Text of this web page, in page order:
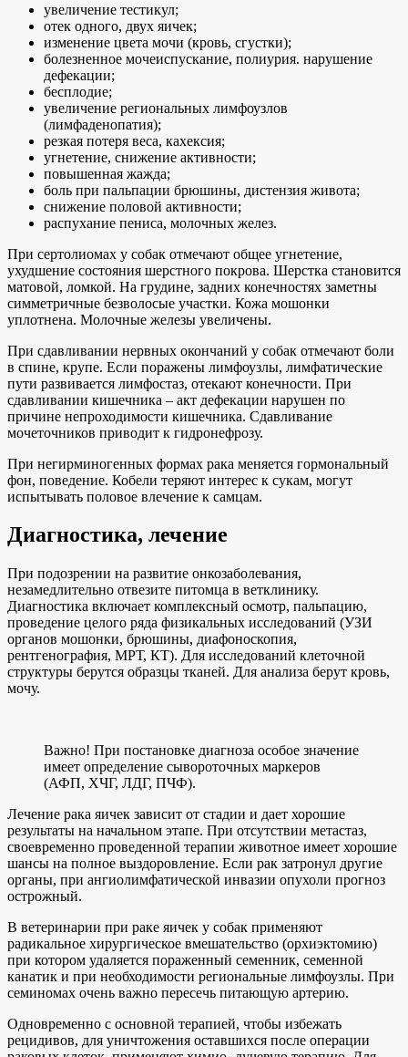
увеличение тестикул;
отек одного, двух яичек;
изменение цвета мочи (кровь, сгустки);
болезненное мочеиспускание, полиурия. нарушение
дефекации;
бесплодие;
увеличение региональных лимфоузлов
(лимфаденопатия);
резкая потеря веса, кахексия;
угнетение, снижение активности;
повышенная жажда;
боль при пальпации брюшины, дистензия живота;
снижение половой активности;
распухание пениса, молочных желез.
При сертолиомах у собак отмечают общее угнетение,
ухудшение состояния шерстного покрова. Шерстка становится
матовой, ломкой. На грудине, задних конечностях заметны
симметричные безволосые участки. Кожа мошонки
уплотнена. Молочные железы увеличены.
При сдавливании нервных окончаний у собак отмечают боли
в спине, крупе. Если поражены лимфоузлы, лимфатические
пути развивается лимфостаз, отекают конечности. При
сдавливании кишечника – акт дефекации нарушен по
причине непроходимости кишечника. Сдавливание
мочеточников приводит к гидронефрозу.
При негирминогенных формах рака меняется гормональный
фон, поведение. Кобели теряют интерес к сукам, могут
испытывать половое влечение к самцам.
Диагностика, лечение
При подозрении на развитие онкозаболевания,
незамедлительно отвезите питомца в ветклинику.
Диагностика включает комплексный осмотр, пальпацию,
проведение целого ряда физикальных исследований (УЗИ
органов мошонки, брюшины, диафоноскопия,
рентгенография, МРТ, КТ). Для исследований клеточной
структуры берутся образцы тканей. Для анализа берут кровь,
мочу.
Важно! При постановке диагноза особое значение
имеет определение сывороточных маркеров
(АФП, ХЧГ, ЛДГ, ПЧФ).
Лечение рака яичек зависит от стадии и дает хорошие
результаты на начальном этапе. При отсутствии метастаз,
своевременно проведенной терапии животное имеет хорошие
шансы на полное выздоровление. Если рак затронул другие
органы, при ангиолимфатической инвазии опухоли прогноз
острожный.
В ветеринарии при раке яичек у собак применяют
радикальное хирургическое вмешательство (орхиэктомию)
при котором удаляется пораженный семенник, семенной
канатик и при необходимости региональные лимфоузлы. При
семиномах очень важно пересечь питающую артерию.
Одновременно с основной терапией, чтобы избежать
рецидивов, для уничтожения оставшихся после операции